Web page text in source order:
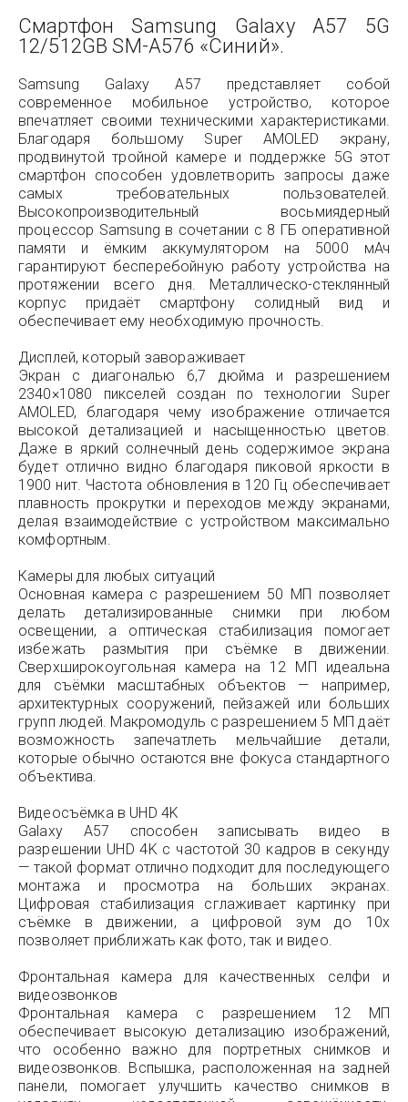
Смартфон Samsung Galaxy A57 5G
12/512GB SM-A576 «Синий».
Samsung Galaxy A57 представляет собой
современное мобильное устройство, которое
впечатляет своими техническими характеристиками.
Благодаря большому Super AMOLED экрану,
продвинутой тройной камере и поддержке 5G этот
смартфон способен удовлетворить запросы даже
самых требовательных пользователей.
Высокопроизводительный восьмиядерный
процессор Samsung в сочетании с 8 ГБ оперативной
памяти и ёмким аккумулятором на 5000 мАч
гарантируют бесперебойную работу устройства на
протяжении всего дня. Металлическо-стеклянный
корпус придаёт смартфону солидный вид и
обеспечивает ему необходимую прочность.
Дисплей, который завораживает
Экран с диагональю 6,7 дюйма и разрешением
2340×1080 пикселей создан по технологии Super
AMOLED, благодаря чему изображение отличается
высокой детализацией и насыщенностью цветов.
Даже в яркий солнечный день содержимое экрана
будет отлично видно благодаря пиковой яркости в
1900 нит. Частота обновления в 120 Гц обеспечивает
плавность прокрутки и переходов между экранами,
делая взаимодействие с устройством максимально
комфортным.
Камеры для любых ситуаций
Основная камера с разрешением 50 МП позволяет
делать детализированные снимки при любом
освещении, а оптическая стабилизация помогает
избежать размытия при съёмке в движении.
Сверхширокоугольная камера на 12 МП идеальна
для съёмки масштабных объектов — например,
архитектурных сооружений, пейзажей или больших
групп людей. Макромодуль с разрешением 5 МП даёт
возможность запечатлеть мельчайшие детали,
которые обычно остаются вне фокуса стандартного
объектива.
Видеосъёмка в UHD 4K
Galaxy A57 способен записывать видео в
разрешении UHD 4K с частотой 30 кадров в секунду
— такой формат отлично подходит для последующего
монтажа и просмотра на больших экранах.
Цифровая стабилизация сглаживает картинку при
съёмке в движении, а цифровой зум до 10х
позволяет приближать как фото, так и видео.
Фронтальная камера для качественных селфи и
видеозвонков
Фронтальная камера с разрешением 12 МП
обеспечивает высокую детализацию изображений,
что особенно важно для портретных снимков и
видеозвонков. Вспышка, расположенная на задней
панели, помогает улучшить качество снимков в